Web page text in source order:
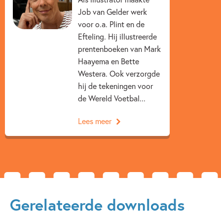
5 – 7 jaar
Beginnende lezer & AVI boeken
Dagelijks leven
Familie & gezin
Woorden & taal
Lot Olsen
Job van Gelder werk
voor o.a. Plint en de
Efteling. Hij illustreerde
prentenboeken van Mark
Haayema en Bette
Westera. Ook verzorgde
hij de tekeningen voor
de Wereld Voetbal...
Lees meer
Gerelateerde downloads